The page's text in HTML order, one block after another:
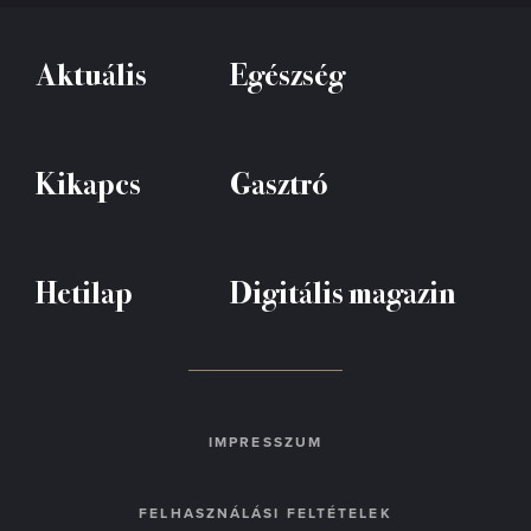
Aktuális Egészség
Kikapcs Gasztró
Hetilap Digitális magazin
IMPRESSZUM
FELHASZNÁLÁSI FELTÉTELEK